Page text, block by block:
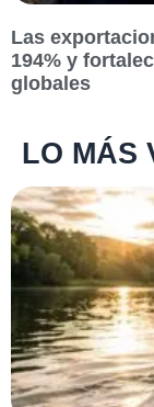
Las
194% y
globales
LO MÁS